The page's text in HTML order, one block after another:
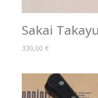
Sakai
330,00 €